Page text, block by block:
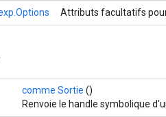
Attributs facultatifs
comme Sortie ()
Renvoie le handle symbolique